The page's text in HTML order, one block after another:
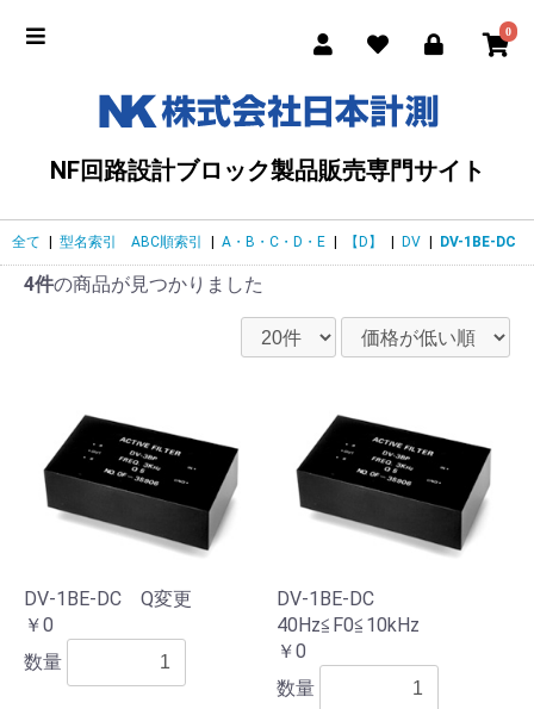
0
NF回路設計ブロック製品販売専門サイト
全て 型名索引 ABC順索引 A・B・C・D・E 【D】 DV DV-1BE-DC
4件の商品が見つかりました
DV-1BE-DC Q変更
￥0
数量
DV-1BE-DC
40Hz≦F0≦10kHz
￥0
数量